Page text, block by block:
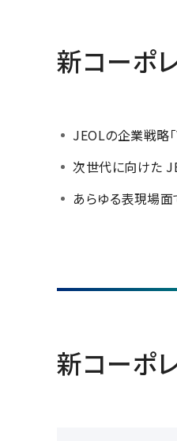
新コーポ
JEOLの企業戦略
次世代に向けた
あらゆる表現場
新コーポ